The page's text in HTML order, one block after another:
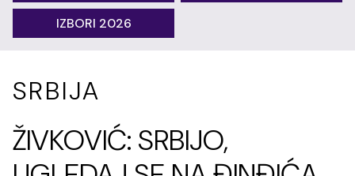
IZBORI 2026
SRBIJA
ŽIVKOVIĆ: SRBIJO,